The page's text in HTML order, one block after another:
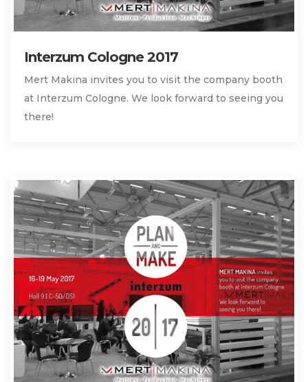
Interzum Cologne 2017
Mert Makina invites you to visit the company booth
at Interzum Cologne. We look forward to seeing you
there!